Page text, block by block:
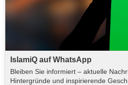
IslamiQ auf WhatsApp
Bleiben Sie informiert – aktuelle
Hintergründe und inspirierende